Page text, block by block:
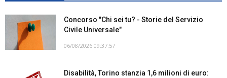
Concorso "Chi sei tu? - Storie del Servizio
Civile Universale"
06/08/2026 09:37:57
Disabilità, Torino stanzia 1,6 milioni di euro: